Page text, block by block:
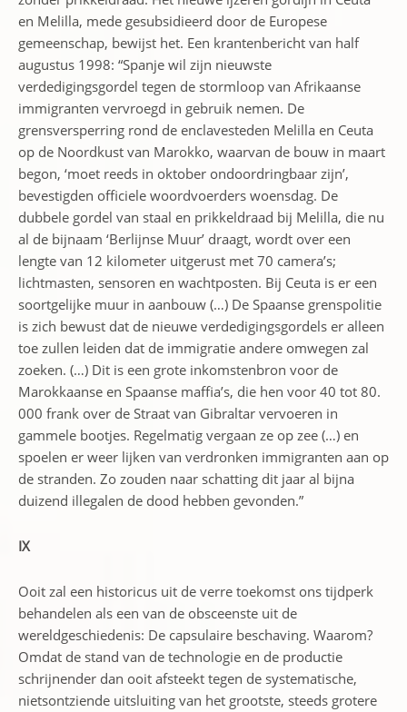
en Melilla, mede gesubsidieerd door de Europese
gemeenschap, bewijst het. Een krantenbericht van half
augustus 1998: “Spanje wil zijn nieuwste
verdedigingsgordel tegen de stormloop van Afrikaanse
immigranten vervroegd in gebruik nemen. De
grensversperring rond de enclavesteden Melilla en Ceuta
op de Noordkust van Marokko, waarvan de bouw in maart
begon, ‘moet reeds in oktober ondoordringbaar zijn’,
bevestigden officiele woordvoerders woensdag. De
dubbele gordel van staal en prikkeldraad bij Melilla, die nu
al de bijnaam ‘Berlijnse Muur’ draagt, wordt over een
lengte van 12 kilometer uitgerust met 70 camera’s;
lichtmasten, sensoren en wachtposten. Bij Ceuta is er een
soortgelijke muur in aanbouw (…) De Spaanse grenspolitie
is zich bewust dat de nieuwe verdedigingsgordels er alleen
toe zullen leiden dat de immigratie andere omwegen zal
zoeken. (…) Dit is een grote inkomstenbron voor de
Marokkaanse en Spaanse maffia’s, die hen voor 40 tot 80.
000 frank over de Straat van Gibraltar vervoeren in
gammele bootjes. Regelmatig vergaan ze op zee (…) en
spoelen er weer lijken van verdronken immigranten aan op
de stranden. Zo zouden naar schatting dit jaar al bijna
duizend illegalen de dood hebben gevonden.”
IX
Ooit zal een historicus uit de verre toekomst ons tijdperk
behandelen als een van de obsceenste uit de
wereldgeschiedenis: De capsulaire beschaving. Waarom?
Omdat de stand van de technologie en de productie
schrijnender dan ooit afsteekt tegen de systematische,
nietsontziende uitsluiting van het grootste, steeds grotere